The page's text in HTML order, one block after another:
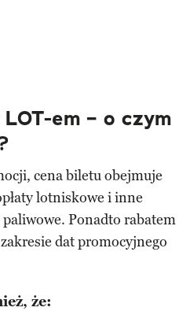
em – o czym
cena biletu obejmuje
lotniskowe i inne
Ponadto rabatem
dat promocyjnego
że: